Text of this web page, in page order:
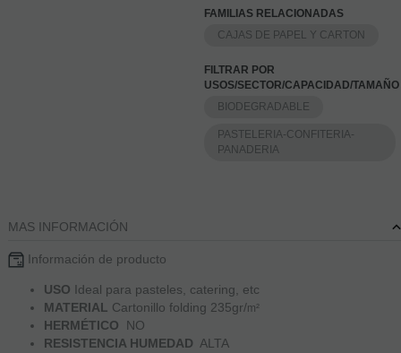
FAMILIAS RELACIONADAS
CAJAS DE PAPEL Y CARTON
FILTRAR POR
USOS/SECTOR/CAPACIDAD/TAMAÑO
BIODEGRADABLE
PASTELERIA-CONFITERIA-
PANADERIA
MAS INFORMACIÓN
Información de producto
USO Ideal para pasteles, catering, etc
MATERIAL
Cartonillo folding 235gr/m²
HERMÉTICO NO
RESISTENCIA HUMEDAD ALTA